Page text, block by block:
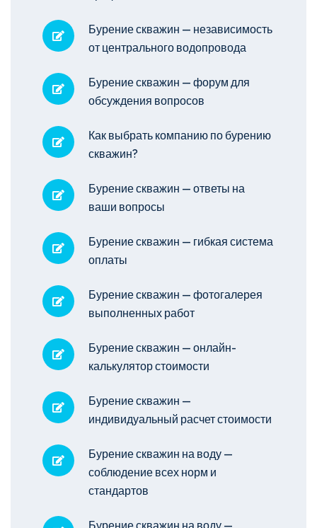
Бурение скважин — независимость
от центрального водопровода
Бурение скважин — форум для
обсуждения вопросов
Как выбрать компанию по бурению
скважин?
Бурение скважин — ответы на
ваши вопросы
Бурение скважин — гибкая система
оплаты
Бурение скважин — фотогалерея
выполненных работ
Бурение скважин — онлайн-
калькулятор стоимости
Бурение скважин —
индивидуальный расчет стоимости
Бурение скважин на воду —
соблюдение всех норм и
стандартов
Бурение скважин на воду —